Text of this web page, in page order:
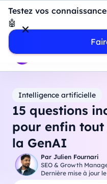
Testez vos
🤖
Introduction à Power BI :
dashboard de A à Z
- Mardi
Professionnels
Étudiants
Intelligence artificielle
15 questions
pour enfin
la GenAI
Par Julien Fournari
SEO & Growth
Dernière mise à jour le